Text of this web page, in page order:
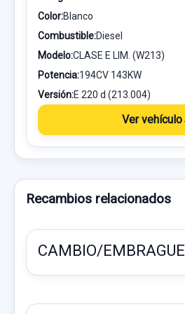
Color:Blanco
Combustible:Diesel
Modelo:CLASE E LIM. (W213)
Potencia:194CV 143KW
Versión:E 220 d (213.004)
Ver vehículo
Recambios relacionados
CAMBIO/EMBRAGUE